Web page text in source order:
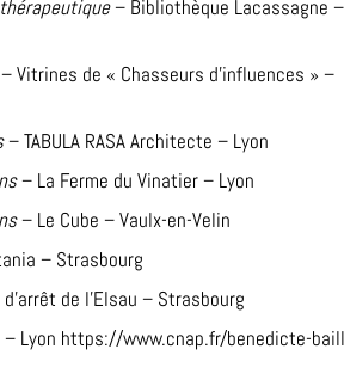
– Bibliothèque Lacassagne –
de « Chasseurs d’influences » –
– TABULA RASA Architecte – Lyon
– La Ferme du Vinatier – Lyon
– Le Cube – Vaulx-en-Velin
– Strasbourg
de l’Elsau – Strasbourg
Lyon https://www.cnap.fr/benedicte-